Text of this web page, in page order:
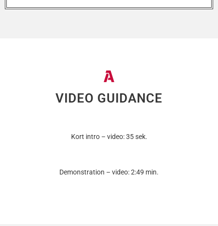
VIDEO GUIDANCE
Kort intro – video: 35 sek.
Demonstration – video: 2:49 min.